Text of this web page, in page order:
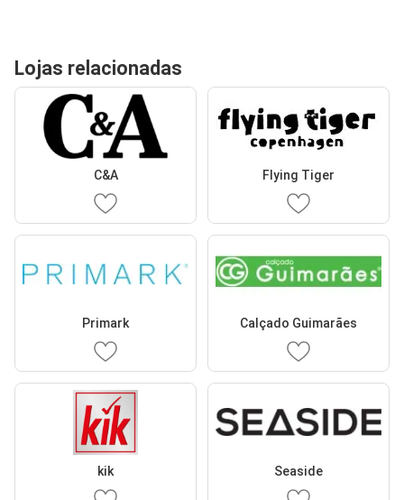
Lojas relacionadas
C&A Flying Tiger
Primark Calçado Guimarães
kik Seaside